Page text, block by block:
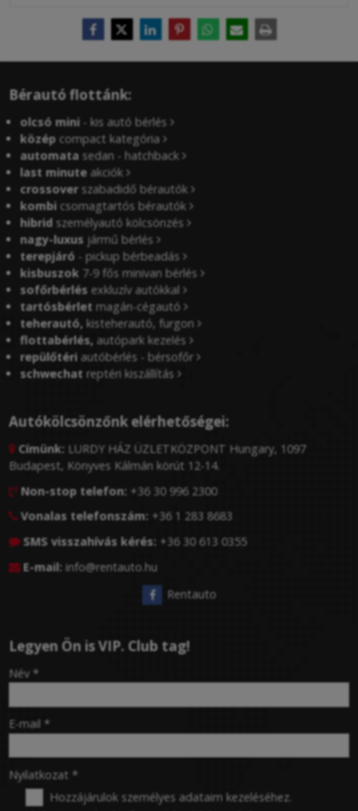
Bérautó flottánk:
olcsó mini - kis autó bérlés
közép compact kategória
automata sedan - hatchback
last minute akciók
crossover szabadidő bérautók
kombi csomagtartós bérautók
hibrid személyautó kölcsönzés
nagy-luxus jármű bérlés
terepjáró - pickup bérbeadás
kisbuszok 7-9 fős minivan bérlés
sofőrbérlés exkluzív autókkal
tartósbérlet magán-cégautó
teherautó, kisteherautó, furgon
flottabérlés, autópark kezelés
repülőtéri autóbérlés - bérsofőr
schwechat reptéri kiszállítás
Autókölcsönzőnk elérhetőségei:
 Címünk: LURDY HÁZ ÜZLETKÖZPONT Hungary, 1097
Budapest, Könyves Kálmán körút 12-14.
 Non-stop telefon: +36 30 996 2300
 Vonalas telefonszám: +36 1 283 8683
 SMS visszahívás kérés: +36 30 613 0355
 E-mail: info@rentauto.hu
Rentauto
Legyen Ön is VIP. Club tag!
-
-
-
Név *
E-mail *
Nyilatkozat *
Hozzájárulok személyes adataim kezeléséhez.